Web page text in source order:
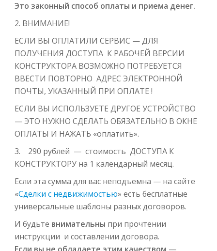
Это законный способ оплаты и приема денег.
2. ВНИМАНИЕ!
ЕСЛИ ВЫ ОПЛАТИЛИ СЕРВИС — ДЛЯ
ПОЛУЧЕНИЯ ДОСТУПА К РАБОЧЕЙ ВЕРСИИ
КОНСТРУКТОРА ВОЗМОЖНО ПОТРЕБУЕТСЯ
ВВЕСТИ ПОВТОРНО АДРЕС ЭЛЕКТРОННОЙ
ПОЧТЫ, УКАЗАННЫЙ ПРИ ОПЛАТЕ !
ЕСЛИ ВЫ ИСПОЛЬЗУЕТЕ ДРУГОЕ УСТРОЙСТВО
— ЭТО НУЖНО СДЕЛАТЬ ОБЯЗАТЕЛЬНО В ОКНЕ
ОПЛАТЫ И НАЖАТЬ «оплатить».
3. 290 рублей — стоимость ДОСТУПА К
КОНСТРУКТОРУ на 1 календарный месяц.
Если эта сумма для вас неподъемна — на сайте
«Сделки с недвижимостью» есть бесплатные
универсальные шаблоны разных договоров.
И будьте внимательны при прочтении
инструкции и составлении договора.